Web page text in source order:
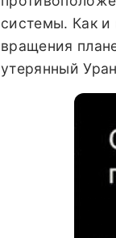
системы. Как и
вращения
утерянный